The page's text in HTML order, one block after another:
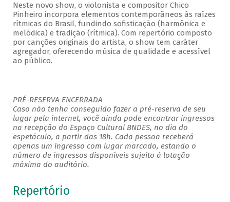
Neste novo show, o violonista e compositor Chico
Pinheiro incorpora elementos contemporâneos às raízes
rítmicas do Brasil, fundindo sofisticação (harmônica e
melódica) e tradição (rítmica). Com repertório composto
por canções originais do artista, o show tem caráter
agregador, oferecendo música de qualidade e acessível
ao público.
PRÉ-RESERVA ENCERRADA
Caso não tenha conseguido fazer a pré-reserva de seu
lugar pela internet, você ainda pode encontrar ingressos
na recepção do Espaço Cultural BNDES, no dia do
espetáculo, a partir das 18h. Cada pessoa receberá
apenas um ingresso com lugar marcado, estando o
número de ingressos disponíveis sujeito à lotação
máxima do auditório.
Repertório